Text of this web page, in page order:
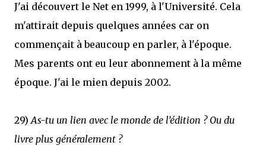
J'ai découvert le Net en 1999, à l'Université. Cela
m'attirait depuis quelques années car on
commençait à beaucoup en parler, à l'époque.
Mes parents ont eu leur abonnement à la même
époque. J'ai le mien depuis 2002.
29)As-tu un lien avec le monde de l’édition ? Ou du
livre plus généralement ?